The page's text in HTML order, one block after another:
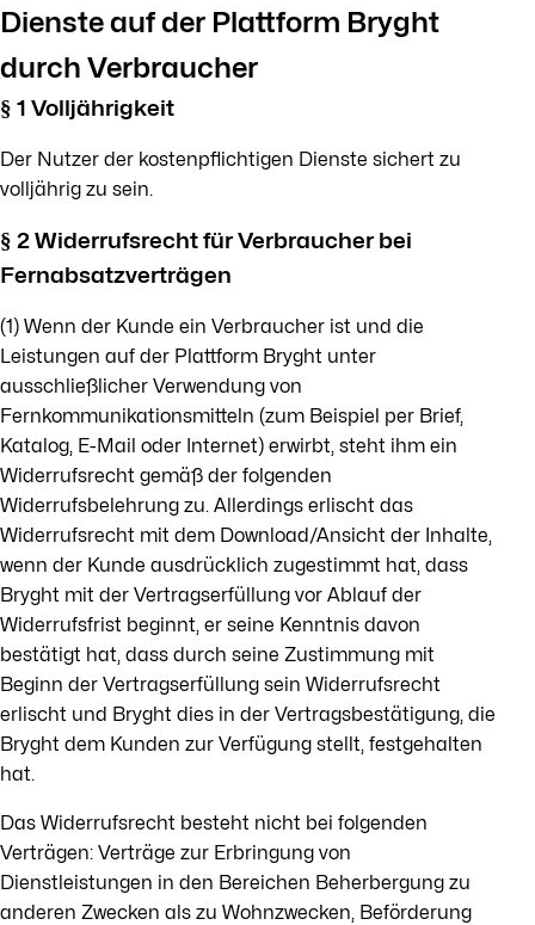
Dienste auf der Plattform Bryght
durch Verbraucher
§ 1 Volljährigkeit
Der Nutzer der kostenpflichtigen Dienste sichert zu
volljährig zu sein.
§ 2 Widerrufsrecht für Verbraucher bei
Fernabsatzverträgen
(1) Wenn der Kunde ein Verbraucher ist und die
Leistungen auf der Plattform Bryght unter
ausschließlicher Verwendung von
Fernkommunikationsmitteln (zum Beispiel per Brief,
Katalog, E-Mail oder Internet) erwirbt, steht ihm ein
Widerrufsrecht gemäß der folgenden
Widerrufsbelehrung zu. Allerdings erlischt das
Widerrufsrecht mit dem Download/Ansicht der Inhalte,
wenn der Kunde ausdrücklich zugestimmt hat, dass
Bryght mit der Vertragserfüllung vor Ablauf der
Widerrufsfrist beginnt, er seine Kenntnis davon
bestätigt hat, dass durch seine Zustimmung mit
Beginn der Vertragserfüllung sein Widerrufsrecht
erlischt und Bryght dies in der Vertragsbestätigung, die
Bryght dem Kunden zur Verfügung stellt, festgehalten
hat.
Das Widerrufsrecht besteht nicht bei folgenden
Verträgen: Verträge zur Erbringung von
Dienstleistungen in den Bereichen Beherbergung zu
anderen Zwecken als zu Wohnzwecken, Beförderung